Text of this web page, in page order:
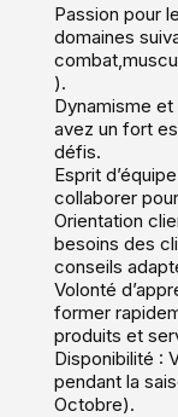
Passion pour
domaines
).
Dynamisme
avez un fort
défis.
Esprit
collaborer
Orientation
besoins des
conseils
Volonté
former
produits et
Disponibilité :
pendant la
Octobre).